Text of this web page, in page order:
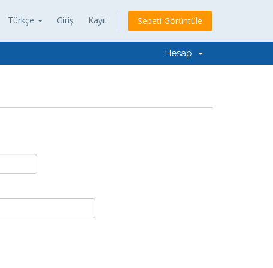
Türkçe Giriş Kayıt Sepeti Görüntüle
Hesap